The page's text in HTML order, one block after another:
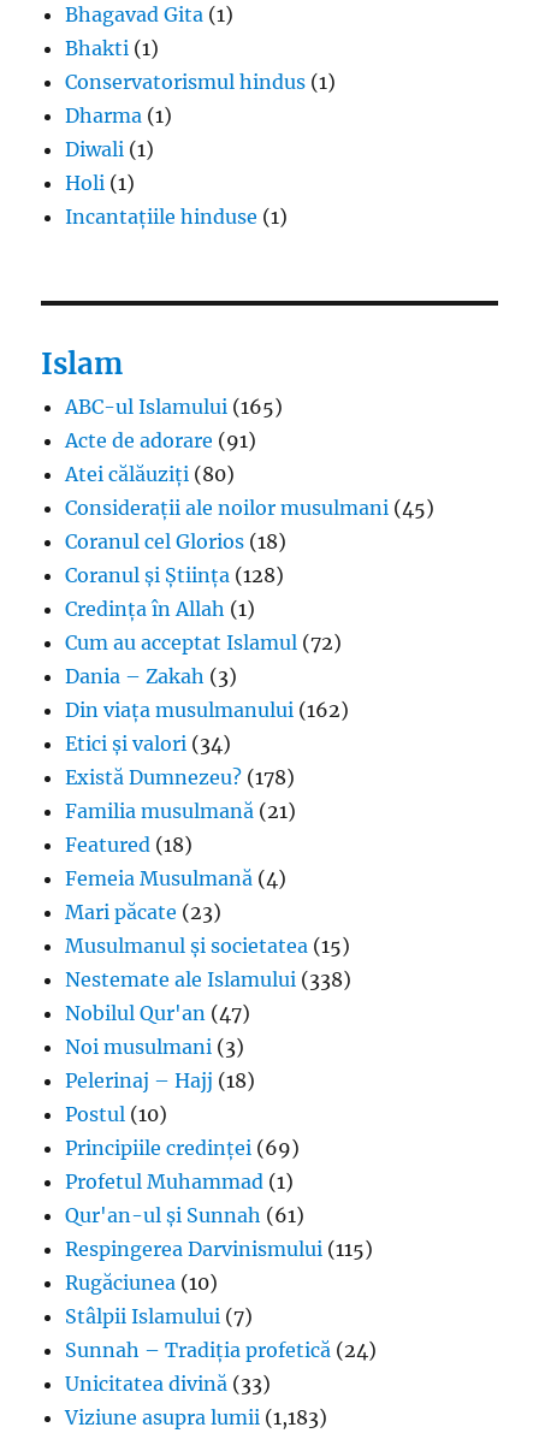
Bhagavad Gita (1)
Bhakti (1)
Conservatorismul hindus (1)
Dharma (1)
Diwali (1)
Holi (1)
Incantațiile hinduse (1)
Islam
ABC-ul Islamului (165)
Acte de adorare (91)
Atei călăuziți (80)
Considerații ale noilor musulmani (45)
Coranul cel Glorios (18)
Coranul și Știința (128)
Credința în Allah (1)
Cum au acceptat Islamul (72)
Dania – Zakah (3)
Din viața musulmanului (162)
Etici și valori (34)
Există Dumnezeu? (178)
Familia musulmană (21)
Featured (18)
Femeia Musulmană (4)
Mari păcate (23)
Musulmanul și societatea (15)
Nestemate ale Islamului (338)
Nobilul Qur'an (47)
Noi musulmani (3)
Pelerinaj – Hajj (18)
Postul (10)
Principiile credinței (69)
Profetul Muhammad (1)
Qur'an-ul și Sunnah (61)
Respingerea Darvinismului (115)
Rugăciunea (10)
Stâlpii Islamului (7)
Sunnah – Tradiția profetică (24)
Unicitatea divină (33)
Viziune asupra lumii (1,183)